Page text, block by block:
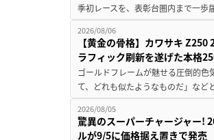
季初レースを、表彰台圏内まで一
2026/08/06
【黄金の骨格】カワサキ
ラフィック刷新を遂げた本格
ゴールドフレームが魅せる圧倒的
て、どれも似たようなものだ」な
2026/08/05
驚異のスーパーチャージャー!
ルが9/5に価格据え置きで発売